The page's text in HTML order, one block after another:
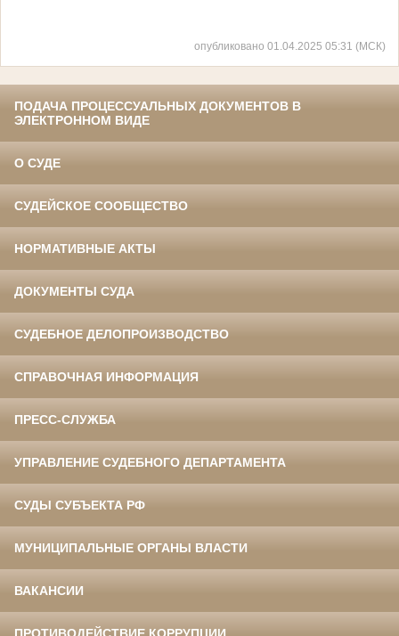
опубликовано 01.04.2025 05:31 (МСК)
ПОДАЧА ПРОЦЕССУАЛЬНЫХ ДОКУМЕНТОВ В
ЭЛЕКТРОННОМ ВИДЕ
О СУДЕ
СУДЕЙСКОЕ СООБЩЕСТВО
НОРМАТИВНЫЕ АКТЫ
ДОКУМЕНТЫ СУДА
СУДЕБНОЕ ДЕЛОПРОИЗВОДСТВО
СПРАВОЧНАЯ ИНФОРМАЦИЯ
ПРЕСС-СЛУЖБА
УПРАВЛЕНИЕ СУДЕБНОГО ДЕПАРТАМЕНТА
СУДЫ СУБЪЕКТА РФ
МУНИЦИПАЛЬНЫЕ ОРГАНЫ ВЛАСТИ
ВАКАНСИИ